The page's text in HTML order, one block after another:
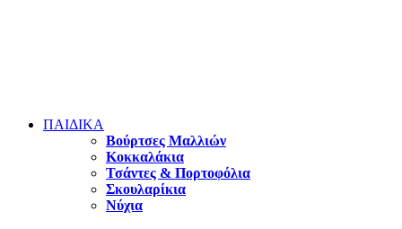
ΠΑΙΔΙΚΑ
Βούρτσες Μαλλιών
Κοκκαλάκια
Τσάντες & Πορτοφόλια
Σκουλαρίκια
Νύχια